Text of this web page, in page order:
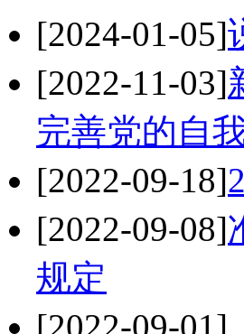
[2024-01-05]
[2022-11-03]
完善党的自
[2022-09-18]
[2022-09-08]
规定
[2022-09-01]